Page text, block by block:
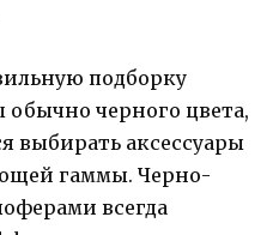
подборку
черного цвета,
выбирать аксессуары
гаммы. Черно-
всегда